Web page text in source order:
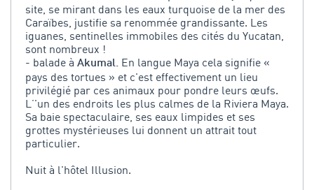
site, se mirant dans les eaux turquoise de la mer des
Caraïbes, justifie sa renommée grandissante. Les
iguanes, sentinelles immobiles des cités du Yucatan,
sont nombreux !
- balade à Akumal. En langue Maya cela signifie «
pays des tortues » et c'est effectivement un lieu
privilégié par ces animaux pour pondre leurs œufs.
L’'un des endroits les plus calmes de la Riviera Maya.
Sa baie spectaculaire, ses eaux limpides et ses
grottes mystérieuses lui donnent un attrait tout
particulier.
Nuit à l'hôtel Illusion.